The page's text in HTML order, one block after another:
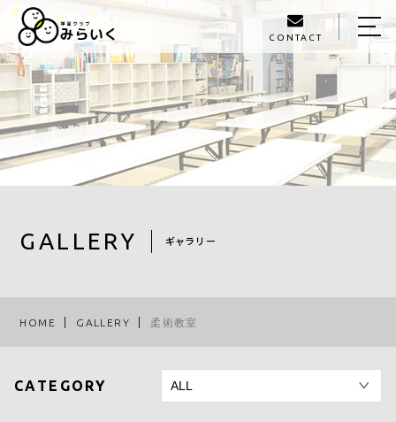
CONTACT
GALLERY ギャラリー
HOME GALLERY 柔術教室
CATEGORY
HOME
ABOUT US
SERVICE
GALLERY
093-980-1405